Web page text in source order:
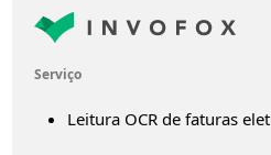
Serviço
Leitura OCR de faturas